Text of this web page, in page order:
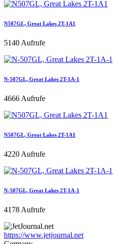
N507GL, Great Lakes 2T-1A1
5140 Aufrufe
N-507GL, Great Lakes 2T-1A-1
4666 Aufrufe
N507GL, Great Lakes 2T-1A1
4220 Aufrufe
N-507GL, Great Lakes 2T-1A-1
4178 Aufrufe
https://www.jetjournal.net